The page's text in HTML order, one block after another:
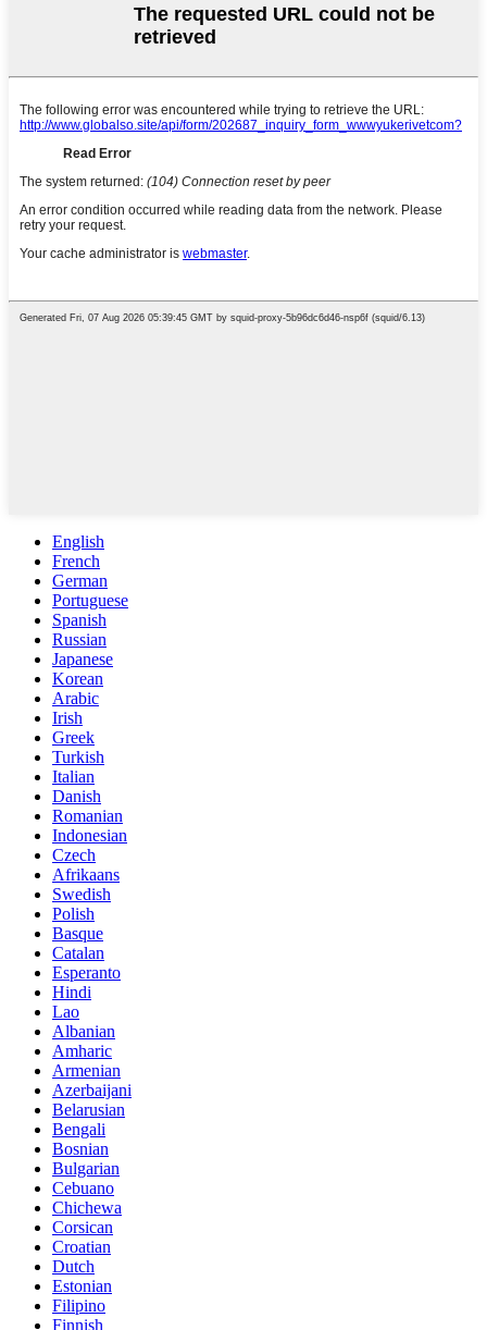
English
French
German
Portuguese
Spanish
Russian
Japanese
Korean
Arabic
Irish
Greek
Turkish
Italian
Danish
Romanian
Indonesian
Czech
Afrikaans
Swedish
Polish
Basque
Catalan
Esperanto
Hindi
Lao
Albanian
Amharic
Armenian
Azerbaijani
Belarusian
Bengali
Bosnian
Bulgarian
Cebuano
Chichewa
Corsican
Croatian
Dutch
Estonian
Filipino
Finnish